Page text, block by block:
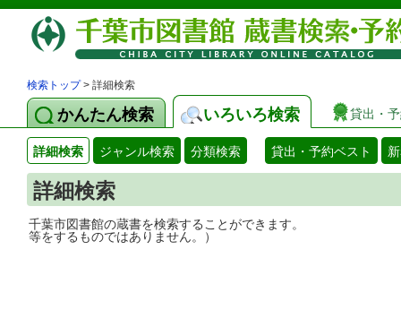
検索トップ> 詳細検索
かんたん検索 いろいろ検索 貸出・
詳細検索 ジャンル検索 分類検索 貸出・予約ベスト
詳細検索
千葉市図書館の蔵書を検索することがで
等をするものではありません。）